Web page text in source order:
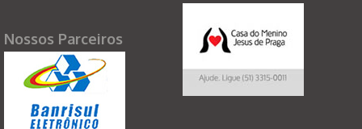
Nossos Parceiros